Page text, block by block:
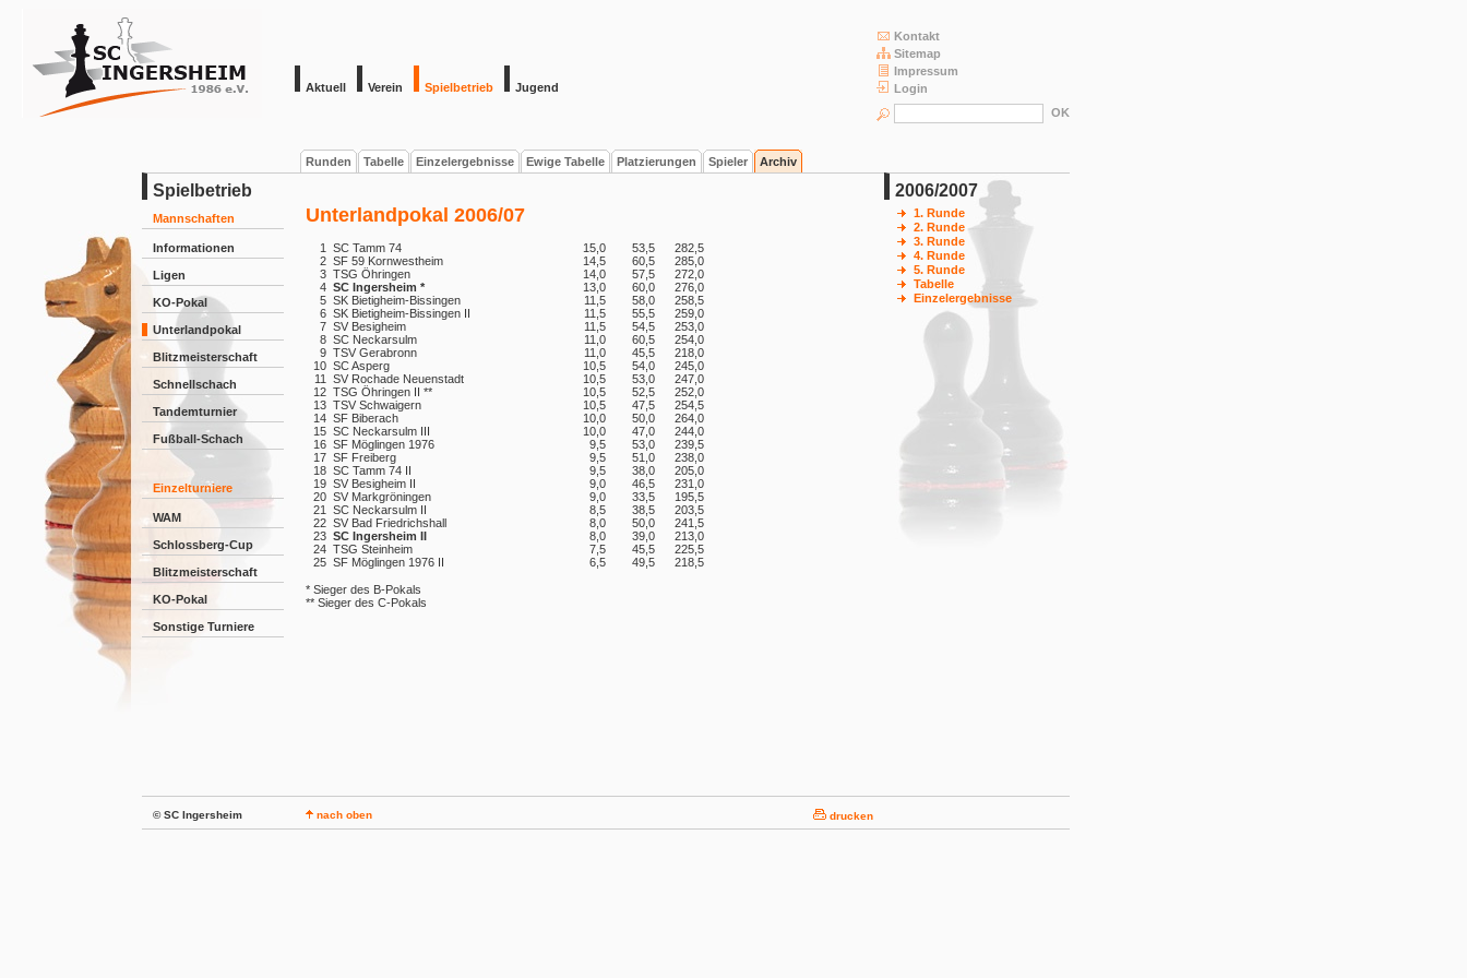
Aktuell Verein Spielbetrieb Jugend
Kontakt
Sitemap
Impressum
Login
Runden Tabelle Einzelergebnisse Ewige Tabelle Platzierungen Spieler Archiv
Spielbetrieb
Mannschaften
Informationen
Ligen
KO-Pokal
Unterlandpokal
Blitzmeisterschaft
Schnellschach
Tandemturnier
Fußball-Schach
Einzelturniere
WAM
Schlossberg-Cup
Blitzmeisterschaft
KO-Pokal
Sonstige Turniere
Unterlandpokal 2006/07
1 SC Tamm 74 15,0 53,5
282,5
2 SF 59 Kornwestheim 14,5 60,5
285,0
3 TSG Öhringen 14,0 57,5
272,0
4 SC Ingersheim * 13,0 60,0
276,0
5 SK Bietigheim-Bissingen 11,5 58,0
258,5
6 SK Bietigheim-Bissingen II 11,5 55,5
259,0
7 SV Besigheim 11,5 54,5
253,0
8 SC Neckarsulm 11,0 60,5
254,0
9 TSV Gerabronn 11,0 45,5
218,0
10 SC Asperg 10,5 54,0
245,0
11
SV Rochade Neuenstadt 10,5 53,0
247,0
12 TSG Öhringen II ** 10,5 52,5
252,0
13 TSV Schwaigern 10,5 47,5
254,5
14 SF Biberach 10,0 50,0
264,0
15 SC Neckarsulm III 10,0 47,0
244,0
16 SF Möglingen 1976 9,5 53,0
239,5
17 SF Freiberg 9,5 51,0
238,0
18 SC Tamm 74 II 9,5 38,0
205,0
19 SV Besigheim II 9,0 46,5
231,0
20 SV Markgröningen 9,0 33,5
195,5
21
SC Neckarsulm II 8,5 38,5
203,5
22 SV Bad Friedrichshall 8,0 50,0
241,5
23 SC Ingersheim II 8,0 39,0
213,0
24 TSG Steinheim 7,5 45,5
225,5
25 SF Möglingen 1976 II 6,5 49,5 218,5
* Sieger des B-Pokals
** Sieger des C-Pokals
2006/2007
1. Runde
2. Runde
3. Runde
4. Runde
5. Runde
Tabelle
Einzelergebnisse
© SC Ingersheim nach oben drucken